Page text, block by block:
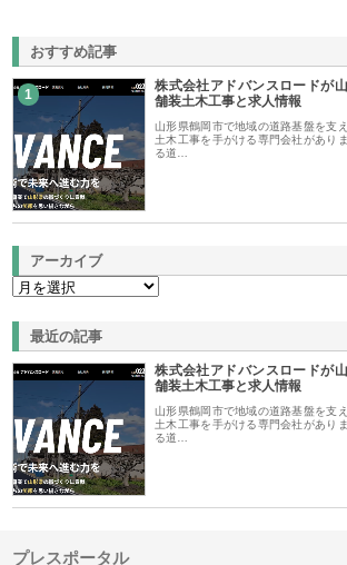
おすすめ記事
1
株式会社アドバンスロードが
舗装土木工事と求人情報
山形県鶴岡市で地域の道路基盤を支
土木工事を手がける専門会社があり
る道…
アーカイブ
最近の記事
株式会社アドバンスロードが
舗装土木工事と求人情報
山形県鶴岡市で地域の道路基盤を支
土木工事を手がける専門会社があり
る道…
プレスポータル